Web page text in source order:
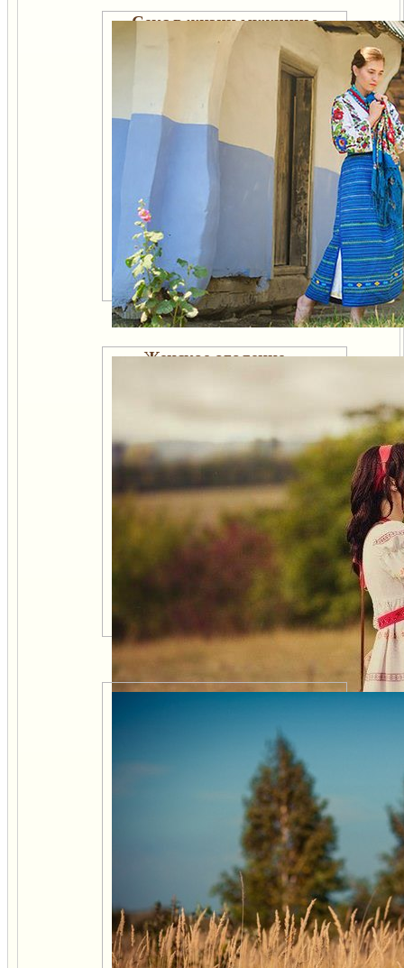
Секс в жизни мужчины
Женское оголение —
Как на Руси называли
мужей и жен